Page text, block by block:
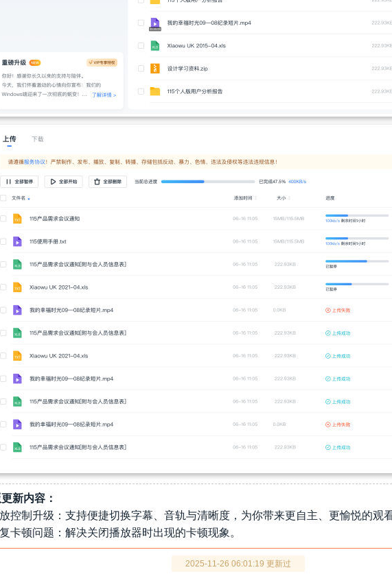
新内容：
控制升级：支持便捷切换字幕、音轨与清晰度，为你带来更自主、更愉悦的观
卡顿问题：解决关闭播放器时出现的卡顿现象。
2025-11-26 06:01:19 更新过